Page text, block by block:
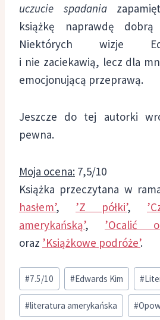
uczucie spadania
książkę naprawdę
Niektórych wizje
i nie zaciekawią, lecz dla
emocjonującą przeprawą.
Jeszcze do tej autorki
pewna.
Moja ocena: 7,5/10
Książka przeczytana w
hasłem’, ’Z półki’,
amerykańską’, ’Ocalić
oraz ’Książkowe podróże’.
Tagi
wpisu:
#7.5/10 #Edwards Kim #
#literatura amerykańska #